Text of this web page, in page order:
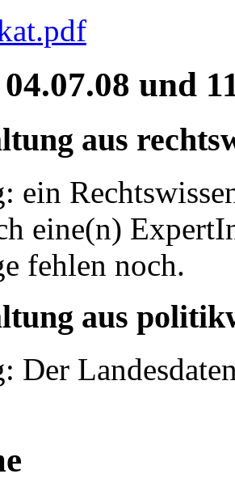
und
aus
ein
eine(n)
fehlen noch.
aus
Der